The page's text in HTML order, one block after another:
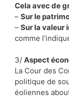
Cela avec de
– Sur le
– Sur la valeur
comme
3/ Aspect
La Cour des
politique de
éoliennes